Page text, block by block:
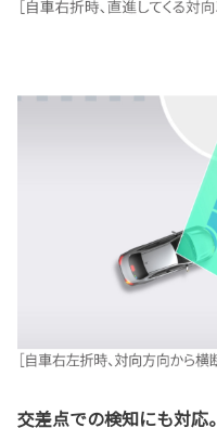
交差点での検知にも対応。